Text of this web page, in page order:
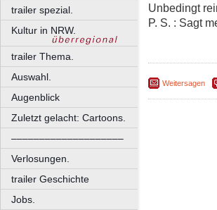
trailer spezial.
Kultur in NRW.
trailer Thema.
Auswahl.
Augenblick
Zuletzt gelacht: Cartoons.
––––––––––––––––––––
Verlosungen.
trailer Geschichte
Jobs.
Unbedingt
P. S. : Sagt
Weitersagen